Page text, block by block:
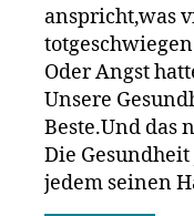
anspricht,was
Oder Angst
Unsere
Beste.Und das
Die
jedem seinen